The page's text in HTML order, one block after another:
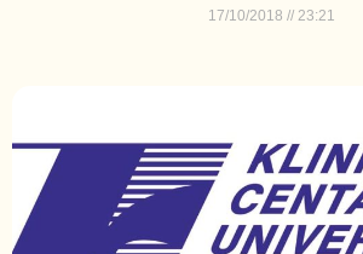
17/10/2018 23:21